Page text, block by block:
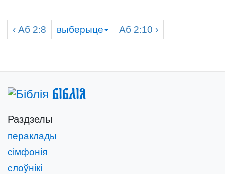
‹ Аб 2:8 выберыце Аб 2:10 ›
Біблія
Раздзелы
пераклады
сімфонія
слоўнікі